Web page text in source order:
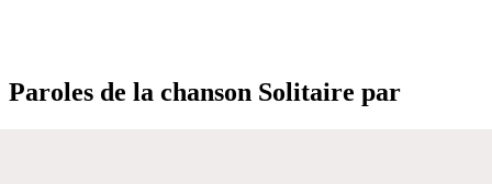
Paroles de la chanson Solitaire par